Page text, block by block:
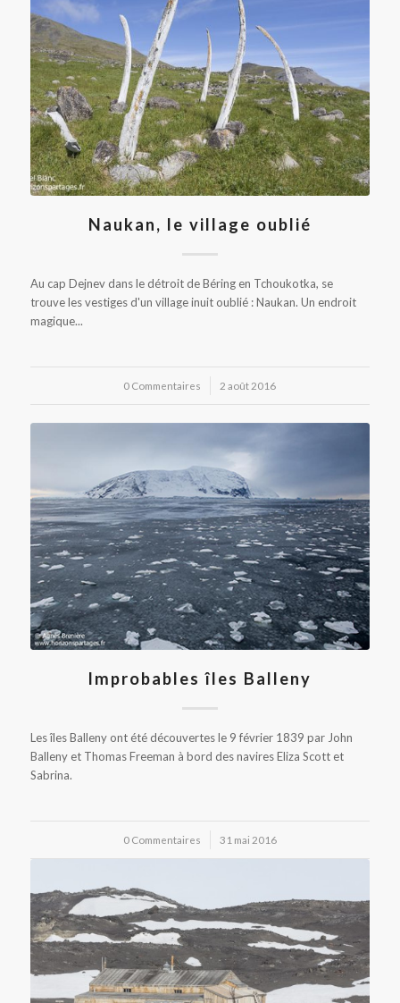
Naukan, le village oublié
Au cap Dejnev dans le détroit de Béring en Tchoukotka, se
trouve les vestiges d'un village inuit oublié : Naukan. Un endroit
magique...
0 Commentaires
/ 2 août 2016
Improbables îles Balleny
Les îles Balleny ont été découvertes le 9 février 1839 par John
Balleny et Thomas Freeman à bord des navires Eliza Scott et
Sabrina.
0 Commentaires
/ 31 mai 2016